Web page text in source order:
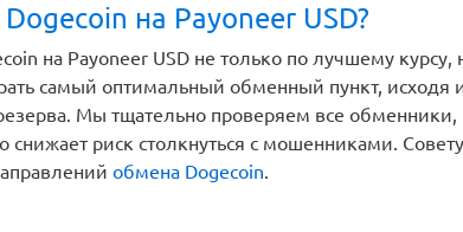
на Payoneer USD?
на Payoneer USD не только по лучшему курсу,
самый оптимальный обменный пункт, исходя
Мы тщательно проверяем все обменники,
снижает риск столкнуться с мошенниками.
обмена Dogecoin.